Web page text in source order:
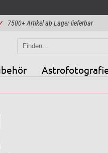
7500+ Artikel ab Lager lieferbar